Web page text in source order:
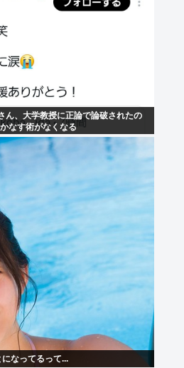
、大学教授に正論で論破されたの
なす術がなくなる
なってるって...